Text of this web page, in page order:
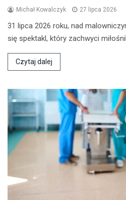
Michał Kowalczyk 27 lipca 2026
31 lipca 2026 roku, nad
się spektakl, który zachwyci
Czytaj dalej